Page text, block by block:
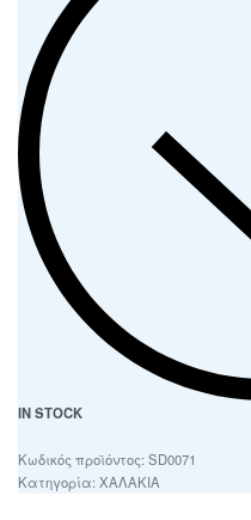
IN STOCK
SD0071
Κατηγορία: ΧΑΛΑΚΙΑ